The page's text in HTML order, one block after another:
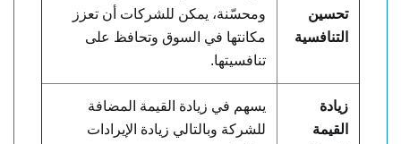
تحسين
التنافسية
ومحسّنة، يمكن للشركات أن تعزز
مكانتها في السوق وتحافظ على
تنافسيتها.
زيادة
القيمة
يسهم في زيادة القيمة المضافة
للشركة وبالتالي زيادة الإيرادات